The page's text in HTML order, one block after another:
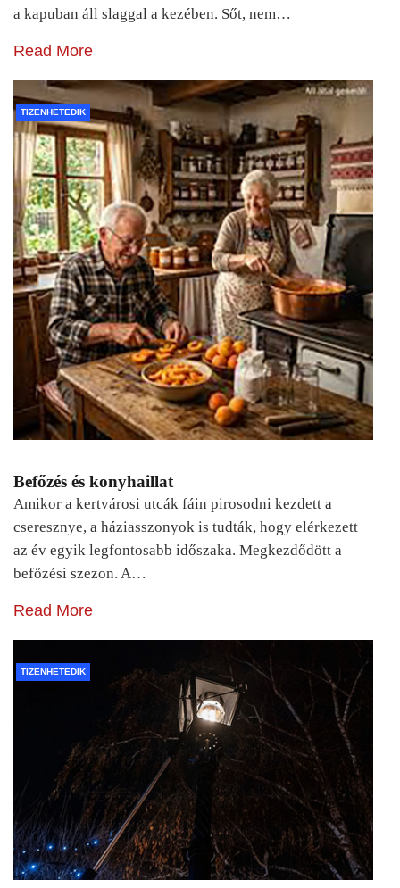
a kapuban áll slaggal a kezében. Sőt, nem…
Read More
TIZENHETEDIK
Befőzés és konyhaillat
Amikor a kertvárosi utcák fáin pirosodni kezdett a
cseresznye, a háziasszonyok is tudták, hogy elérkezett
az év egyik legfontosabb időszaka. Megkezdődött a
befőzési szezon. A…
Read More
TIZENHETEDIK